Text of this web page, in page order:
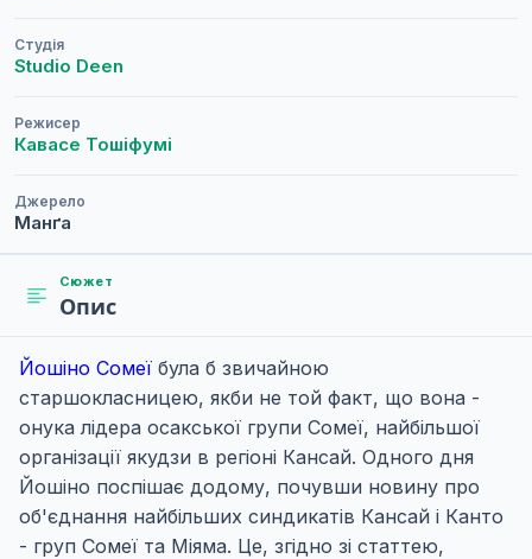
Студія
Studio Deen
Режисер
Кавасе Тошіфумі
Джерело
Манґа
Сюжет
Опис
Йошіно Сомеї була б звичайною
старшокласницею, якби не той факт, що вона -
онука лідера осакської групи Сомеї, найбільшої
організації якудзи в регіоні Кансай. Одного дня
Йошіно поспішає додому, почувши новину про
об'єднання найбільших синдикатів Кансай і Канто
- груп Сомеї та Міяма. Це, згідно зі статтею,